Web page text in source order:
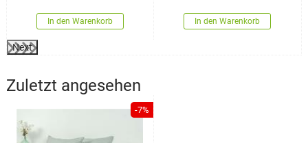
In den Warenkorb In den Warenkorb
Next
Zuletzt angesehen
-7%